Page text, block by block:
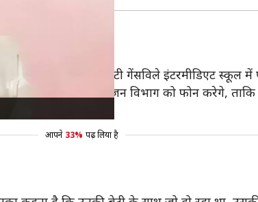
में बताया कि उनकी बेटी गेंसविले इंटरमीडिएट स्कूल
दे रहे थे कि वे आव्रजन विभाग को फोन करेगे,
आपने 33% पढ़ लिया है